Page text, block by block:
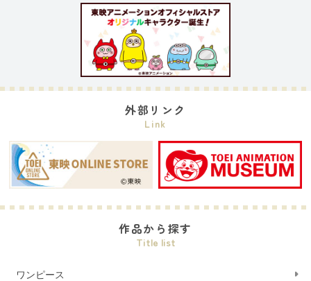
外部リンク
Link
作品から探す
Title list
ワンピース